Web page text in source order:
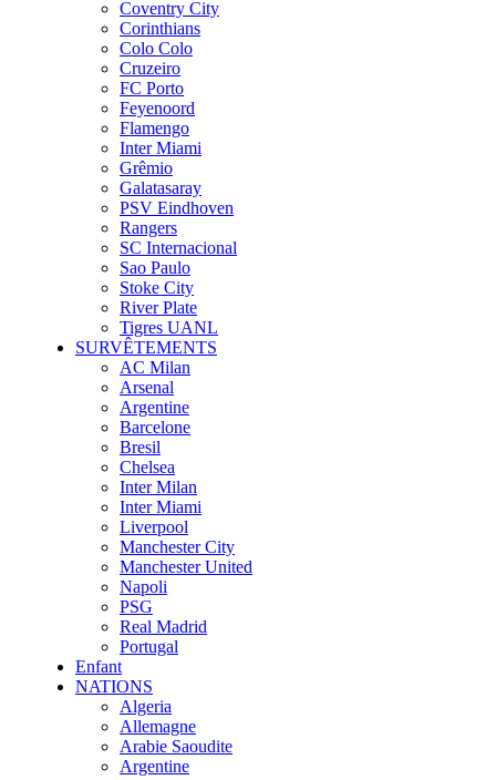
Coventry City
Corinthians
Colo Colo
Cruzeiro
FC Porto
Feyenoord
Flamengo
Inter Miami
Grêmio
Galatasaray
PSV Eindhoven
Rangers
SC Internacional
Sao Paulo
Stoke City
River Plate
Tigres UANL
SURVÊTEMENTS
AC Milan
Arsenal
Argentine
Barcelone
Bresil
Chelsea
Inter Milan
Inter Miami
Liverpool
Manchester City
Manchester United
Napoli
PSG
Real Madrid
Portugal
Enfant
NATIONS
Algeria
Allemagne
Arabie Saoudite
Argentine